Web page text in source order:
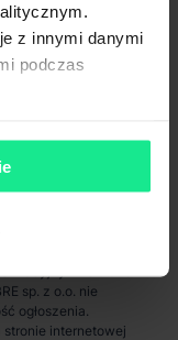
z innymi danymi
podczas
2 km
sp. z o.o. nie
ogłoszenia.
stronie internetowej